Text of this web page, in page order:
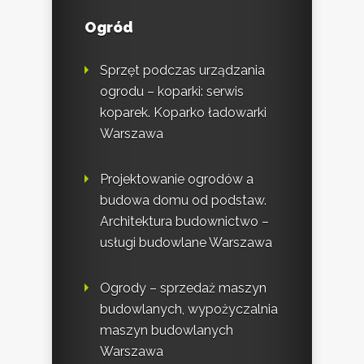
Ogród
Sprzęt podczas urządzania
ogrodu – koparki: serwis
koparek. Koparko ładowarki
Warszawa
Projektowanie ogrodów a
budowa domu od podstaw.
Architektura budownictwo –
usługi budowlane Warszawa
Ogrody – sprzedaż maszyn
budowlanych, wypożyczalnia
maszyn budowlanych
Warszawa